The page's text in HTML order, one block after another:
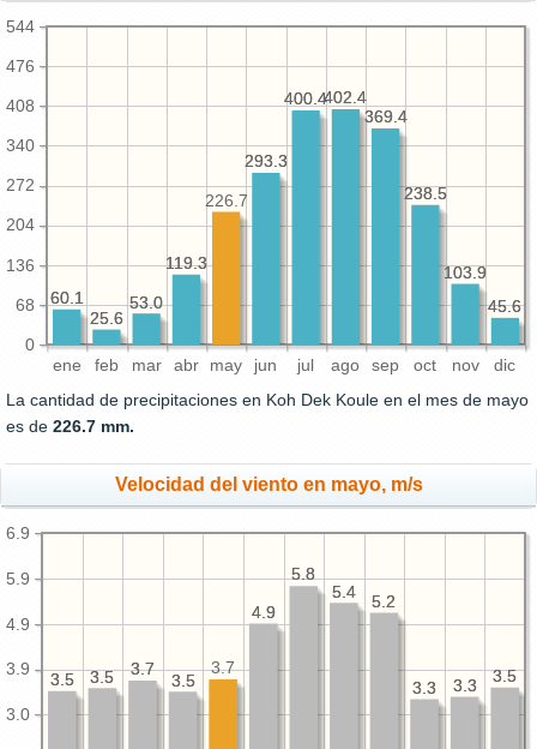
ene feb mar abr may jun jul ago sep oct nov dic
0
68
136
204
272
340
408
476
544
45.6
103.9
238.5
369.4
402.4
400.4
293.3
119.3
53.0
25.6
60.1 45.6
103.9
238.5
369.4
402.4
400.4
293.3
226.7
119.3
53.0
25.6
60.1
La cantidad de precipitaciones en Koh Dek Koule en el mes de mayo
es de 226.7 mm.
Velocidad del viento en mayo, m/s
3.0
3.9
4.9
5.9
6.9
3.5
3.3
3.3
5.2
5.4
5.8
4.9
3.5
3.7
3.5
3.5 3.5
3.3
3.3
5.2
5.4
5.8
4.9
3.7
3.5
3.7
3.5
3.5